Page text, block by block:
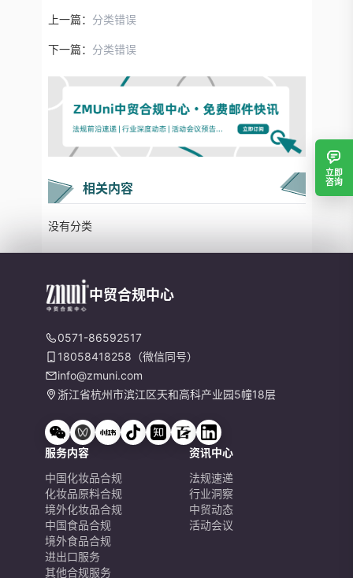
上一篇： 分类错误
下一篇： 分类错误
相关内容
没有分类
立即
咨询
中贸合规中心
0571-86592517
18058418258（微信同号）
info@zmuni.com
浙江省杭州市滨江区天和高科产业园5幢18层
服务内容
中国化妆品合规
化妆品原料合规
境外化妆品合规
中国食品合规
境外食品合规
进出口服务
其他合规服务
资讯中心
法规速递
行业洞察
中贸动态
活动会议